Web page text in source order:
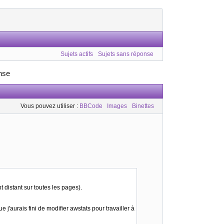
Sujets actifs Sujets sans réponse
Vous pouvez utiliser : BBCode Images Binettes